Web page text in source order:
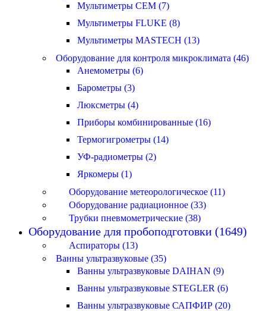
Мультиметры CEM (7)
Мультиметры FLUKE (8)
Мультиметры MASTECH (13)
Оборудование для контроля микроклимата (46)
Анемометры (6)
Барометры (3)
Люксметры (4)
Приборы комбинированные (16)
Термогигрометры (14)
УФ-радиометры (2)
Яркомеры (1)
Оборудование метеорологическое (11)
Оборудование радиационное (33)
Трубки пневмометрические (38)
Оборудование для пробоподготовки (1649)
Аспираторы (13)
Ванны ультразвуковые (35)
Ванны ультразвуковые DAIHAN (9)
Ванны ультразвуковые STEGLER (6)
Ванны ультразвуковые САПФИР (20)